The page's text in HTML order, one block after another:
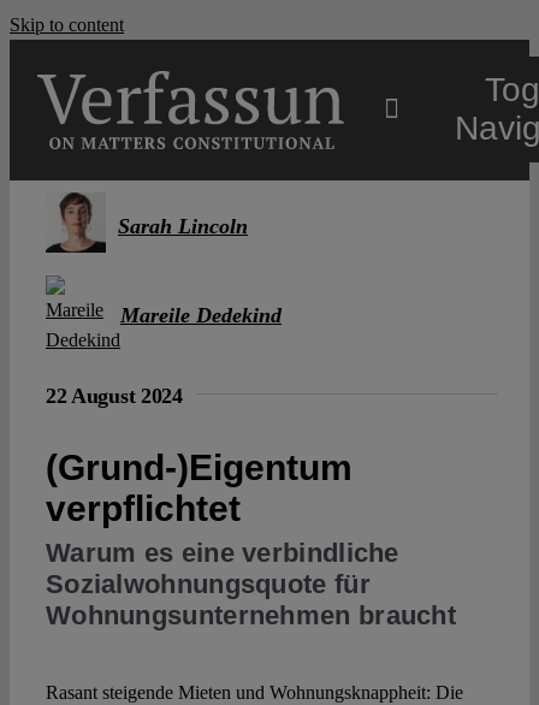
Skip to content
Spotlight
Sarah Lincoln
Mareile Dedekind
22 August 2024
(Grund-)Eigentum
verpflichtet
Warum es eine verbindliche
Sozialwohnungsquote für
Wohnungsunternehmen braucht
Rasant steigende Mieten und Wohnungsknappheit: Die